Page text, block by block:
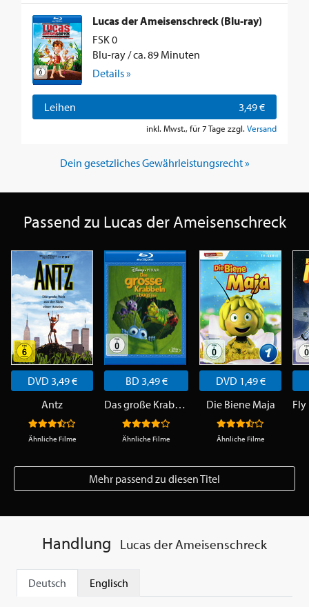
Lucas der Ameisenschreck (Blu-ray)
FSK 0
Blu-ray / ca. 89 Minuten
Details »
Leihen 3,49 €
inkl. Mwst., für 7 Tage zzgl. Versand
Dein gesetzliches Gewährleistungsrecht »
Passend zu Lucas der Ameisenschreck
DVD 3,49 €
Antz
Ähnliche Filme
BD 3,49 €
Das große Krabbeln
Ähnliche Filme
DVD 1,49 €
Die Biene Maja
Ähnliche Filme
Mehr passend zu diesen Titel
Handlung Lucas der Ameisenschreck
Deutsch Englisch